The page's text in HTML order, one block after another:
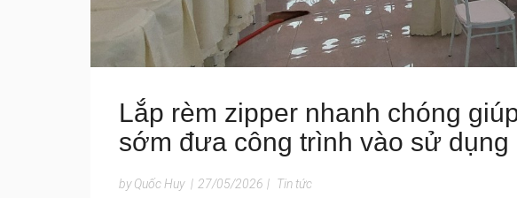
Lắp rèm zipper nhanh chóng
sớm đưa công trình vào sử dụng
by Quốc Huy | 27/05/2026 | Tin tức